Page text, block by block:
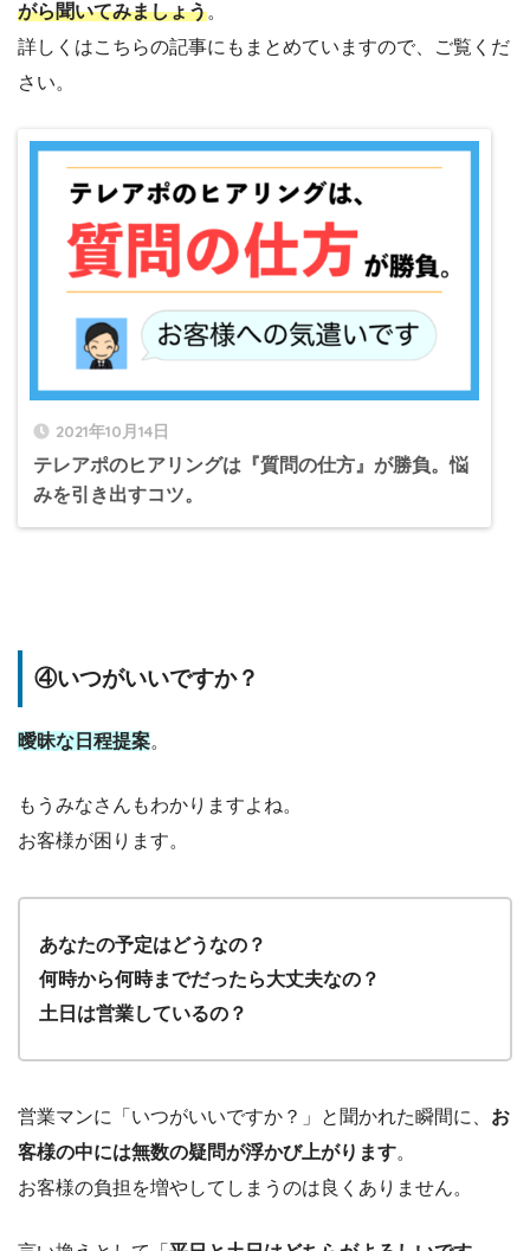
がら聞いてみましょう。
詳しくはこちらの記事にもまとめていますので、ご覧くだ
さい。
2021年10月14日
テレアポのヒアリングは『質問の仕方』が勝負。悩
みを引き出すコツ。
④いつがいいですか？
曖昧な日程提案。
もうみなさんもわかりますよね。
お客様が困ります。
あなたの予定はどうなの？
何時から何時までだったら大丈夫なの？
土日は営業しているの？
営業マンに「いつがいいですか？」と聞かれた瞬間に、 お
客様の中には無数の疑問が浮かび上がります。
お客様の負担を増やしてしまうのは良くありません。